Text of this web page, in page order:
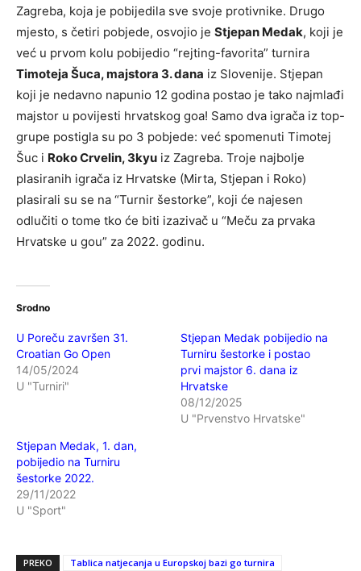
Zagreba, koja je pobijedila sve svoje protivnike. Drugo
mjesto, s četiri pobjede, osvojio je Stjepan Medak, koji je
već u prvom kolu pobijedio “rejting-favorita” turnira
Timoteja Šuca, majstora 3. dana iz Slovenije. Stjepan
koji je nedavno napunio 12 godina postao je tako najmlađi
majstor u povijesti hrvatskog goa! Samo dva igrača iz top-
grupe postigla su po 3 pobjede: već spomenuti Timotej
Šuc i Roko Crvelin, 3kyu iz Zagreba. Troje najbolje
plasiranih igrača iz Hrvatske (Mirta, Stjepan i Roko)
plasirali su se na “Turnir šestorke”, koji će najesen
odlučiti o tome tko će biti izazivač u “Meču za prvaka
Hrvatske u gou” za 2022. godinu.
Srodno
U Poreču završen 31.
Croatian Go Open
14/05/2024
U "Turniri"
Stjepan Medak pobijedio na
Turniru šestorke i postao
prvi majstor 6. dana iz
Hrvatske
08/12/2025
U "Prvenstvo Hrvatske"
Stjepan Medak, 1. dan,
pobijedio na Turniru
šestorke 2022.
29/11/2022
U "Sport"
PREKO
Tablica natjecanja u Europskoj bazi go turnira